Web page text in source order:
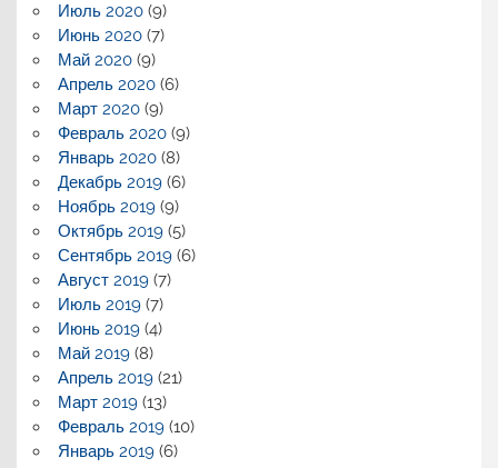
Июль 2020(9)
Июнь 2020(7)
Май 2020(9)
Апрель 2020(6)
Март 2020(9)
Февраль 2020(9)
Январь 2020(8)
Декабрь 2019(6)
Ноябрь 2019(9)
Октябрь 2019(5)
Сентябрь 2019(6)
Август 2019(7)
Июль 2019(7)
Июнь 2019(4)
Май 2019(8)
Апрель 2019(21)
Март 2019(13)
Февраль 2019(10)
Январь 2019(6)